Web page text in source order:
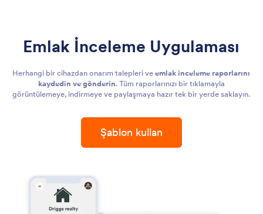
Emlak İnceleme Uygulaması
Herhangi bir cihazdan onarım talepleri veemlak inceleme raporlarını
kaydedin ve gönderin. Tüm raporlarınızı bir tıklamayla
görüntülemeye, indirmeye ve paylaşmaya hazır tek bir yerde saklayın.
Şablon kullan